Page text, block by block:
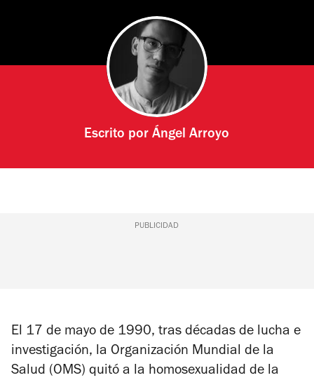
Escrito porÁngel Arroyo
PUBLICIDAD
El 17 de mayo de 1990, tras décadas de lucha e
investigación, la Organización Mundial de la
Salud (OMS) quitó a la homosexualidad de la